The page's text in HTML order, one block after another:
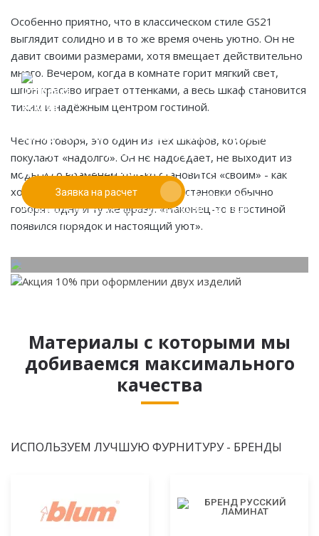
Особенно приятно, что в классическом стиле GS21
выглядит солидно и в то же время очень уютно. Он не
давит своими размерами, хотя вмещает действительно
много. Вечером, когда в комнате горит мягкий свет,
шпон красиво играет оттенками, а весь шкаф становится
тихим и надёжным центром гостиной.
Честно говоря, это один из тех шкафов, которые
покупают «надолго». Он не надоедает, не выходит из
моды и со временем только становится «своим» - как
хорошая семейная вещь. После установки обычно
говорят одну и ту же фразу: «Наконец-то в гостиной
появился порядок и настоящий уют».
Если у вас есть эскиз то вы можете отправить его
нам для предварительной оценки
Заявка на расчет
При заказе от двух изделий
действует скидка до 10%
Работаем только по индивидуальным проектам.
Адаптируем лучшие идеи дизайнеров под Ваши
Материалы с которыми мы
добиваемся максимального
качества
ИСПОЛЬЗУЕМ ЛУЧШУЮ ФУРНИТУРУ - БРЕНДЫ